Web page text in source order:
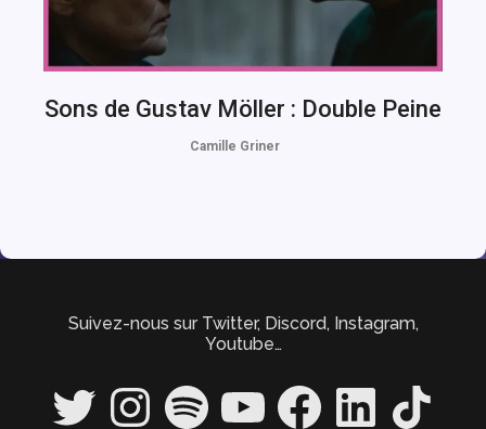
Sons de Gustav Möller : Double Peine
Camille Griner
Suivez-nous sur Twitter, Discord, Instagram,
Youtube…
Twitter InstagramSpotify YouTube FacebookLinkedIn TikTok